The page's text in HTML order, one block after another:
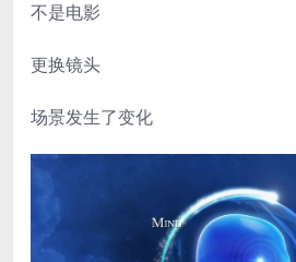
不是电影
更换镜头
场景发生了变化